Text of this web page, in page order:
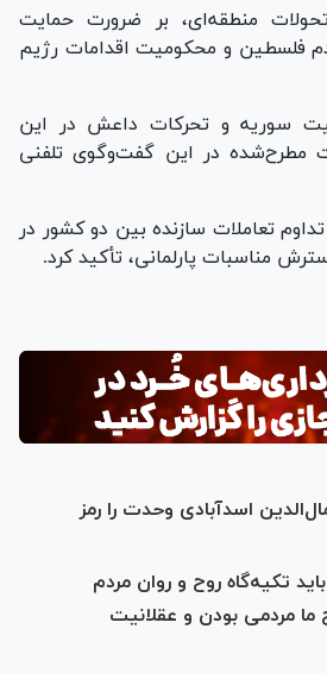
منطقه‌ای، بر ضرورت حمایت
فلسطین و محکومیت اقدامات رژیم
سوریه و تحرکات داعش در این
مطرح‌شده در این گفت‌وگوی تلفنی
تعاملات سازنده بین دو کشور در
مناسبات پارلمانی، تأکید کرد.
اسدآبادی وحدت را رمز
تکیه‌گاه روح و روان مردم
مردمی بودن و عقلانیت